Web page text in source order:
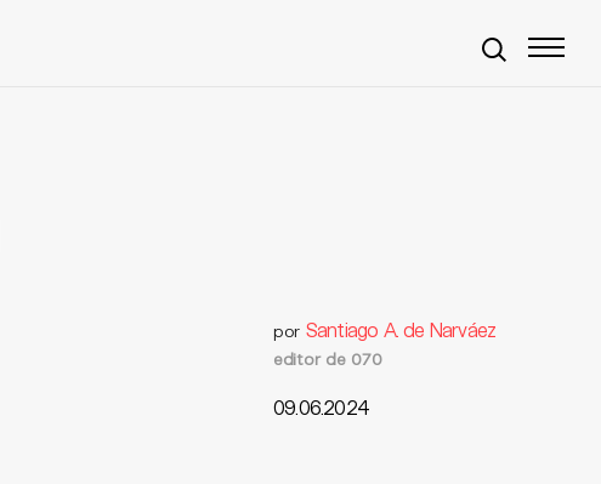
por Santiago A. de Narváez
editor de 070
09.06.2024